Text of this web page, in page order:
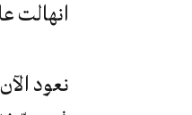
انهالت
نعود